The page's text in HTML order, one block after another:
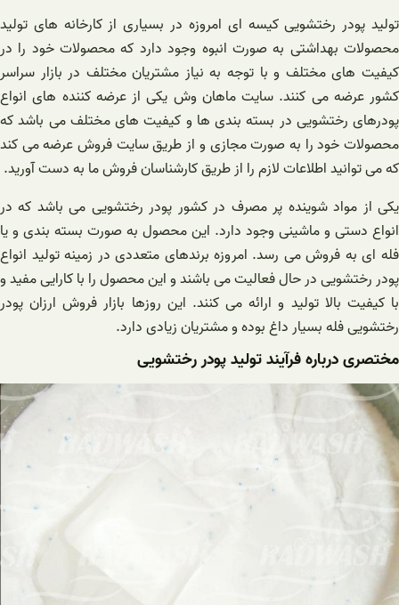
تولید پودر رختشویی کیسه ای امروزه در بسیاری از کارخانه های تولید
محصولات بهداشتی به صورت انبوه وجود دارد که محصولات خود را در
کیفیت های مختلف و با توجه به نیاز مشتریان مختلف در بازار سراسر
کشور عرضه می کنند. سایت ماهان وش یکی از عرضه کننده های انواع
پودرهای رختشویی در بسته بندی ها و کیفیت های مختلف می باشد که
محصولات خود را به صورت مجازی و از طریق سایت فروش عرضه می کند
که می توانید اطلاعات لازم را از طریق کارشناسان فروش ما به دست آورید.
یکی از مواد شوینده پر مصرف در کشور پودر رختشویی می باشد که در
انواع دستی و ماشینی وجود دارد. این محصول به صورت بسته بندی و یا
فله ای به فروش می رسد. امروزه برندهای متعددی در زمینه تولید انواع
پودر رختشویی در حال فعالیت می باشند و این محصول را با کارایی مفید و
با کیفیت بالا تولید و ارائه می کنند. این روزها بازار فروش ارزان پودر
رختشویی فله بسیار داغ بوده و مشتریان زیادی دارد.
مختصری درباره فرآیند تولید پودر رختشویی